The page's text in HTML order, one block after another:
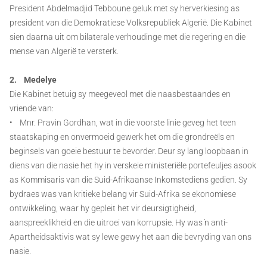
President Abdelmadjid Tebboune geluk met sy herverkiesing as
president van die Demokratiese Volksrepubliek Algerië. Die Kabinet
sien daarna uit om bilaterale verhoudinge met die regering en die
mense van Algerië te versterk.
2. Medelye
Die Kabinet betuig sy meegeveol met die naasbestaandes en
vriende van:
• Mnr. Pravin Gordhan, wat in die voorste linie geveg het teen
staatskaping en onvermoeid gewerk het om die grondreëls en
beginsels van goeie bestuur te bevorder. Deur sy lang loopbaan in
diens van die nasie het hy in verskeie ministeriële portefeuljes asook
as Kommisaris van die Suid-Afrikaanse Inkomstediens gedien. Sy
bydraes was van kritieke belang vir Suid-Afrika se ekonomiese
ontwikkeling, waar hy gepleit het vir deursigtigheid,
aanspreeklikheid en die uitroei van korrupsie. Hy was ŉ anti-
Apartheidsaktivis wat sy lewe gewy het aan die bevryding van ons
nasie.